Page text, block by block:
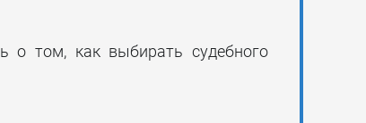
о том, как выбирать судебного